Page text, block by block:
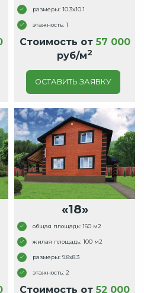
размеры: 10.3x10.1
этажность: 1
Стоимость от 57 000
руб/м2
ОСТАВИТЬ ЗАЯВКУ
«18»
общая площадь: 160 м2
жилая площадь: 100 м2
размеры: 9.8x8.3
этажность: 2
Стоимость от 52 000